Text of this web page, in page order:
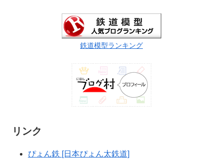
鉄道模型ランキング
リンク
ぴょん鉄 [日本ぴょん太鉄道]